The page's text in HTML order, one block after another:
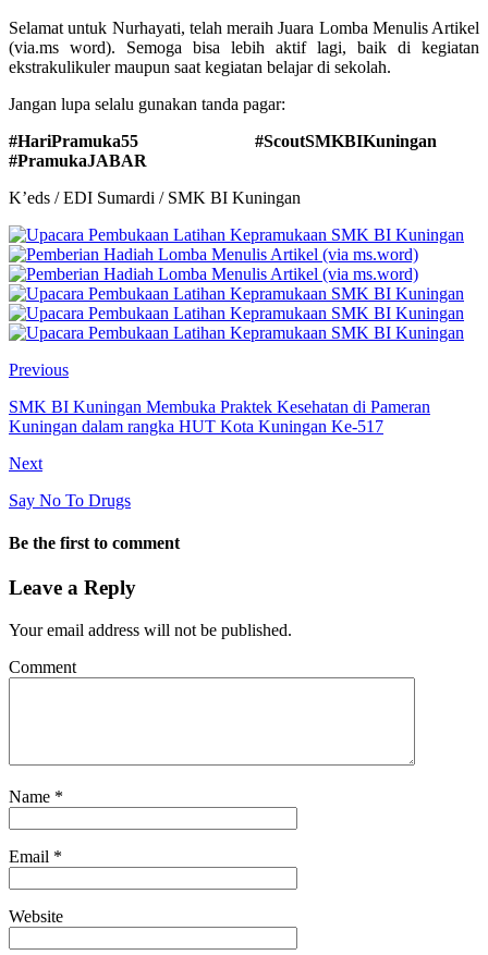
Selamat untuk Nurhayati, telah meraih Juara Lomba Menulis Artikel
(via.ms word). Semoga bisa lebih aktif lagi, baik di kegiatan
ekstrakulikuler maupun saat kegiatan belajar di sekolah.
Jangan lupa selalu gunakan tanda pagar:
#HariPramuka55 #ScoutSMKBIKuningan
#PramukaJABAR
K’eds / EDI Sumardi / SMK BI Kuningan
Previous
SMK BI Kuningan Membuka Praktek Kesehatan di Pameran
Kuningan dalam rangka HUT Kota Kuningan Ke-517
Next
Say No To Drugs
Be the first to comment
Leave a Reply
Your email address will not be published.
Comment
Name *
Email *
Website